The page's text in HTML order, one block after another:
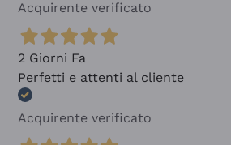
Acquirente verificato
2 Giorni Fa
Perfetti e attenti al cliente
Acquirente verificato